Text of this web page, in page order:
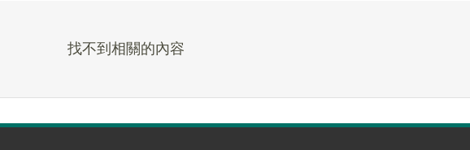
找不到相關的內容